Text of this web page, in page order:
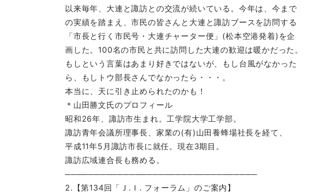
以来毎年、大連と諏訪との交流が続いている。今年は、今まで
の実績を踏まえ、市民の皆さんと大連と諏訪ブースを訪問する
「市長と行く市民号・大連チャーター便」(松本空港発着)を企
画した。100名の市民と共に訪問した大連の歓迎は暖かだった。
もしという言葉はあまり好きではないが、もし台風がなかった
ら、もしトウ部長さんでなかったら・・・。
本当に、天に引き止められたのかも！
＊山田勝文氏のプロフィール
昭和26年、諏訪市生まれ。工学院大学工学部。
諏訪青年会議所理事長、家業の(有)山田養蜂場社長を経て、
平成11年5月諏訪市長に就任。現在3期目。
諏訪広域連合長も務める。
─────────────────────────────────
2.【第134回「Ｊ.Ｉ. フォーラム」のご案内】